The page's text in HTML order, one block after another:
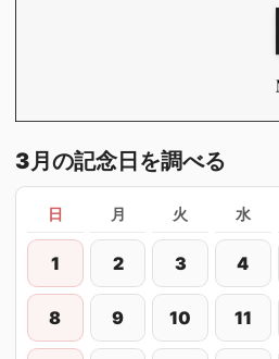
3月の記念日を調べる
日 月 火 水
1 2 3 4
8 9 10 11